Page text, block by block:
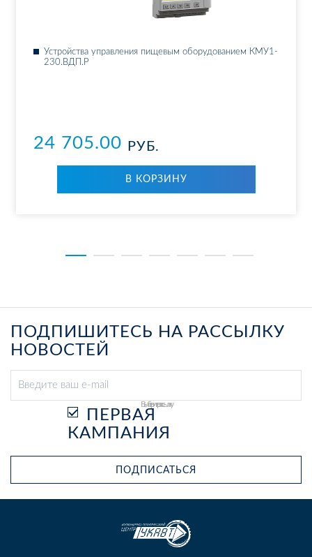
Ус­трой­ства уп­рав­ле­ния пи­ще­вым обо­ру­до­ва­ни­ем КМУ1-
230.ВДП.Р
24 705.00 РУБ.
В КОР­ЗИ­НУ
ПОДПИШИТЕСЬ НА РАССЫЛКУ
НОВОСТЕЙ
Выберите рассылку
ПЕРВАЯ
КАМПАНИЯ
ПОДПИСАТЬСЯ